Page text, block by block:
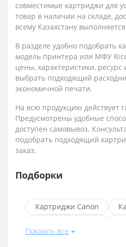
совместимые картриджи для
товар в наличии на складе,
всему Казахстану
В разделе удобно подобрать
модель принтера или МФУ
цены, характеристики,
выбрать подходящий
экономичной печати.
На всю продукцию действует
Предусмотрены удобные
доступен самовывоз.
подобрать подходящий
заказ.
Подборки
Картриджи Canon
Показать все